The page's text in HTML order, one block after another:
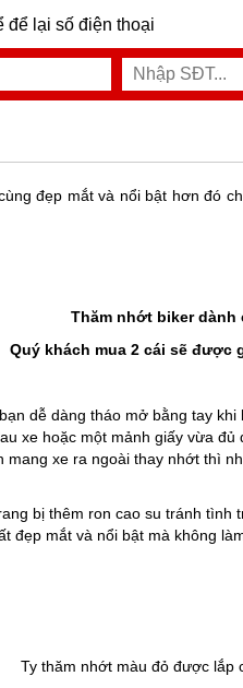
để lại số điện thoại
đẹp mắt và nổi bật hơn đó
Thăm nhớt biker dành
Quý khách mua 2 cái sẽ được
dễ dàng tháo mở bằng tay
xe hoặc một mảnh giấy vừa
xe ra ngoài thay nhớt thì
bị thêm ron cao su tránh
đẹp mắt và nổi bật mà không
Ty thăm nhớt màu đỏ được lắp